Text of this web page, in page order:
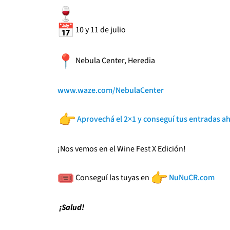
10 y 11 de julio
Nebula Center, Heredia
www.waze.com/NebulaCenter
Aprovechá el 2×1 y conseguí tus entradas
¡Nos vemos en el Wine Fest X Edición!
Conseguí las tuyas en NuNuCR.com
¡Salud!